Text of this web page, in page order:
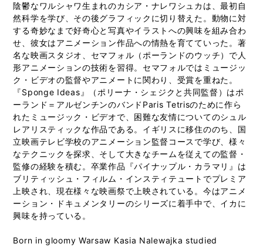
陰鬱なワルシャワ生まれのカシア・ナレワシュカは、最初自
然科学を学び、その後グラフィックに切り替えた。動物に対
する奇妙なまで好奇心と写真やイラストへの興味を組み合わ
せ、彼女はアニメーション作品への情熱を育てていった。著
名な映画スタジオ、セマフォル（ポーランドのウッチ）で人
形アニメーションの技術を習得。セマフォルではミュージッ
ク・ビデオの監督やアニメートに関わり、受賞を重ねた。
『Sponge Ideas』（ポリーナ・シェジクと共同監督）はポ
ーランド＝アルゼンチンのバンドParis Tetrisのために作ら
れたミュージック・ビデオで、困難な友情についてのシュル
レアリスティックな作品である。イギリスに移住ののち、国
立映画テレビ学校のアニメーション監督コースで学び、様々
なテクニックを探求、そして大きなチームを従えての監督・
監修の経験を積む。卒業作品『パイナップル・カラマリ』は
ブリティッシュ・フィルム・インスティテュートでプレミア
上映され、現在様々な映画祭で上映されている。今はアニメ
ーション・ドキュメンタリーのシリーズに着手中で、イカに
興味を持っている。
Born in gloomy Warsaw Kasia Nalewajka studied